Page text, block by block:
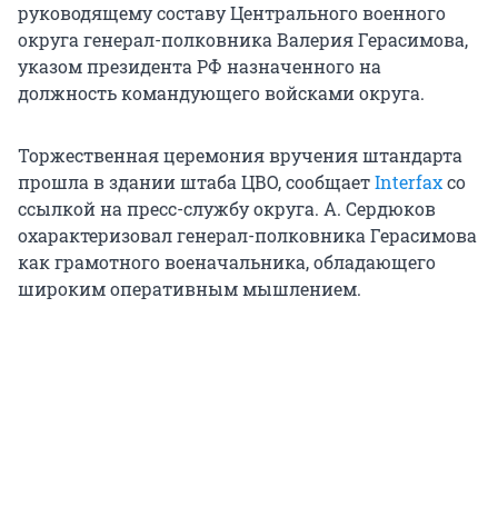
руководящему составу Центрального военного
округа генерал-полковника Валерия Герасимова,
указом президента РФ назначенного на
должность командующего войсками округа.
Торжественная церемония вручения штандарта
прошла в здании штаба ЦВО, сообщаетInterfaxсо
ссылкой на пресс-службу округа. А. Сердюков
охарактеризовал генерал-полковника Герасимова
как грамотного военачальника, обладающего
широким оперативным мышлением.